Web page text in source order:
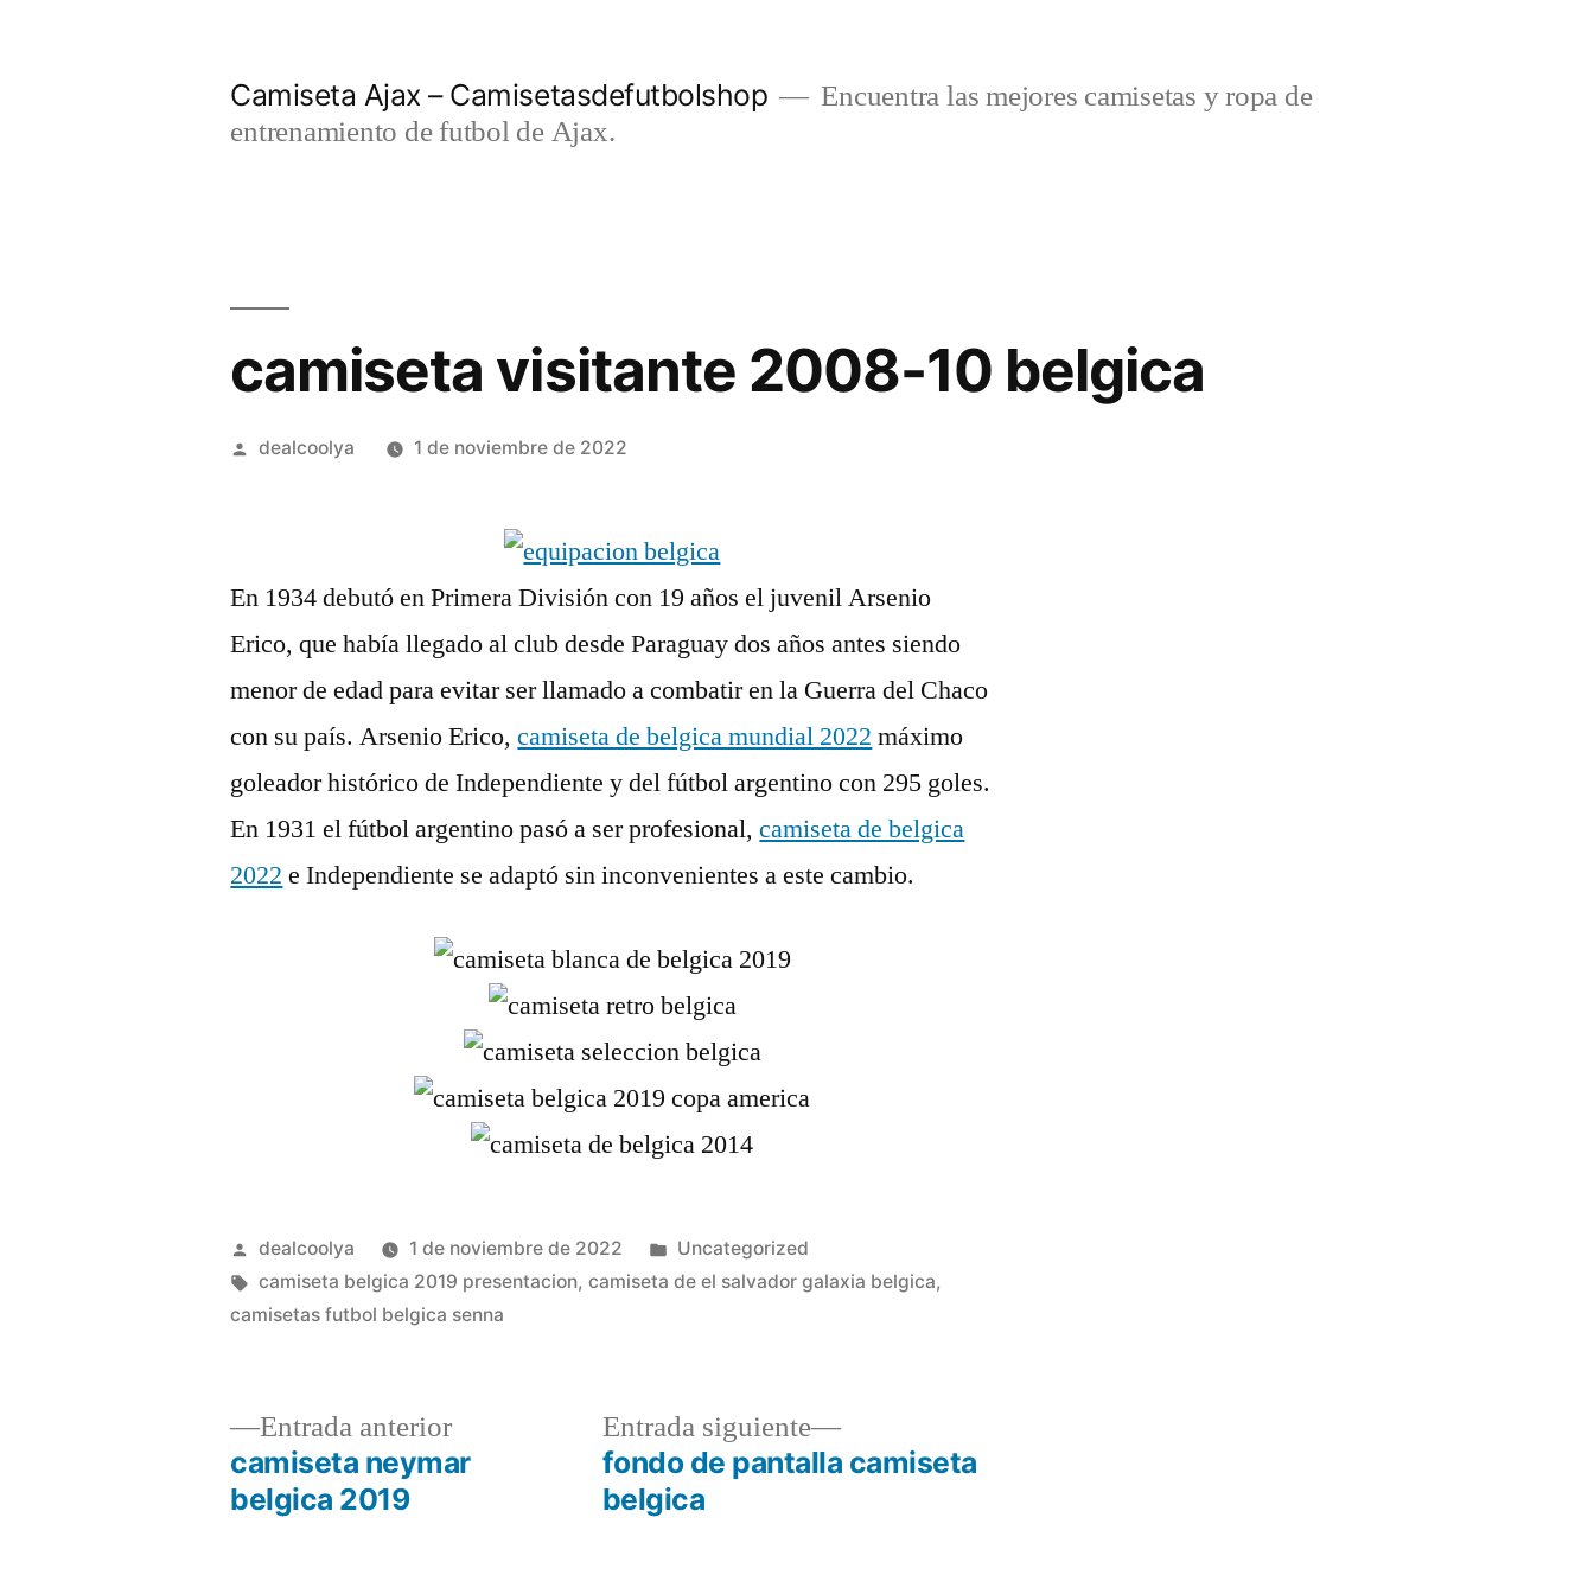
Camiseta Ajax – Camisetasdefutbolshop
Encuentra las mejores camisetas y ropa de
entrenamiento de futbol de Ajax.
camiseta visitante 2008-10 belgica
Publicado
dealcoolya 1 de noviembre de 2022
En 1934 debutó en Primera División con 19 años el juvenil Arsenio
Erico, que había llegado al club desde Paraguay dos años antes siendo
menor de edad para evitar ser llamado a combatir en la Guerra del Chaco
con su país. Arsenio Erico,camiseta de belgica mundial 2022 máximo
goleador histórico de Independiente y del fútbol argentino con 295 goles.
En 1931 el fútbol argentino pasó a ser profesional,camiseta de belgica
2022 e Independiente se adaptó sin inconvenientes a este cambio.
Publicado
por
dealcoolya 1 de noviembre de 2022
Publicado
en
Uncategorized
Etiquetas:
camiseta belgica 2019 presentacion,camiseta de el salvador galaxia belgica,
camisetas futbol belgica senna
Navegación
Entrada anteriorEntrada
anterior:
camiseta neymar
belgica 2019
Entrada siguiente
Entrada
siguiente:
fondo de pantalla camiseta
belgica